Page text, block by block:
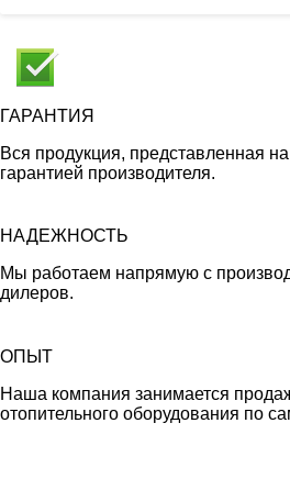
ГАРАНТИЯ
Вся продукция, представленная
гарантией производителя.
НАДЕЖНОСТЬ
Мы работаем напрямую с
дилеров.
ОПЫТ
Наша компания занимается
отопительного оборудования по